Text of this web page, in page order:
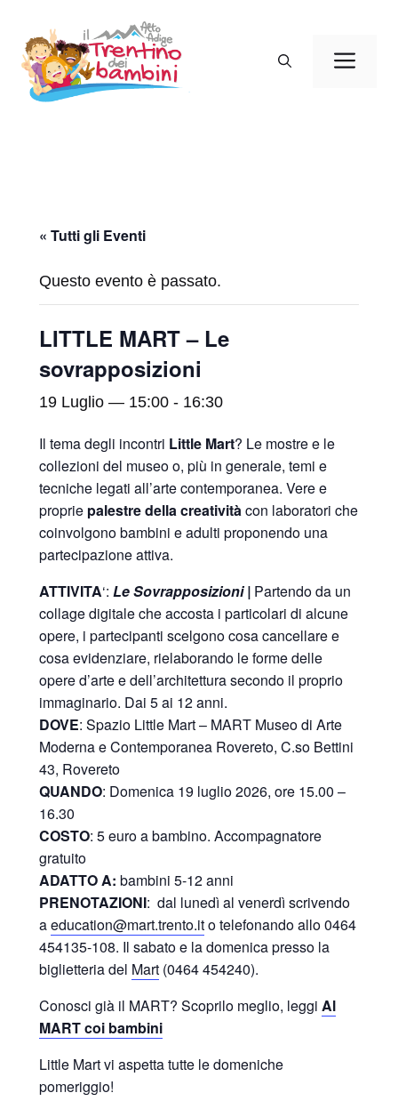
contenuto
« Tutti gli Eventi
Questo evento è passato.
LITTLE MART – Le
sovrapposizioni
19 Luglio — 15:00 - 16:30
Il tema degli incontri Little Mart? Le mostre e le
collezioni del museo o, più in generale, temi e
tecniche legati all’arte contemporanea. Vere e
proprie palestre della creativitàcon laboratori che
coinvolgono bambini e adulti proponendo una
partecipazione attiva.
ATTIVITA‘: Le Sovrapposizioni | Partendo da un
collage digitale che accosta i particolari di alcune
opere, i partecipanti scelgono cosa cancellare e
cosa evidenziare, rielaborando le forme delle
opere d’arte e dell’architettura secondo il proprio
immaginario. Dai 5 ai 12 anni.
DOVE: Spazio Little Mart – MART Museo di Arte
Moderna e Contemporanea Rovereto, C.so Bettini
43, Rovereto
QUANDO: Domenica 19 luglio 2026, ore 15.00 –
16.30
COSTO: 5 euro a bambino. Accompagnatore
gratuito
ADATTO A: bambini 5-12 anni
PRENOTAZIONI: dal lunedì al venerdì scrivendo
aeducation@mart.trento.ito telefonando allo 0464
454135-108. Il sabato e la domenica presso la
biglietteria del Mart (0464 454240).
Conosci già il MART? Scoprilo meglio, leggi Al
MART coi bambini
Little Mart vi aspetta tutte le domeniche
pomeriggio!